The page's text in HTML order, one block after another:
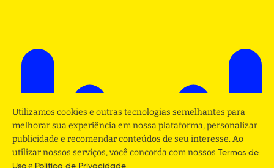
Utilizamos cookies e outras tecnologias semelhantes para
melhorar sua experiência em nossa plataforma, personalizar
publicidade e recomendar conteúdos de seu interesse. Ao
utilizar nossos serviços, você concorda com nossos Termos de
Uso e Politica de Privacidade.